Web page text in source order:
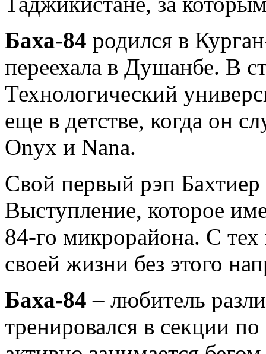
Баха-84 родился в
переехала в Душанбе. В
Технологический
еще в детстве, когда он
Onyx и Nana.
Свой первый рэп
Выступление, которое
84-го микрорайона. С
своей жизни без этого
Баха-84 – любитель
тренировался в секции